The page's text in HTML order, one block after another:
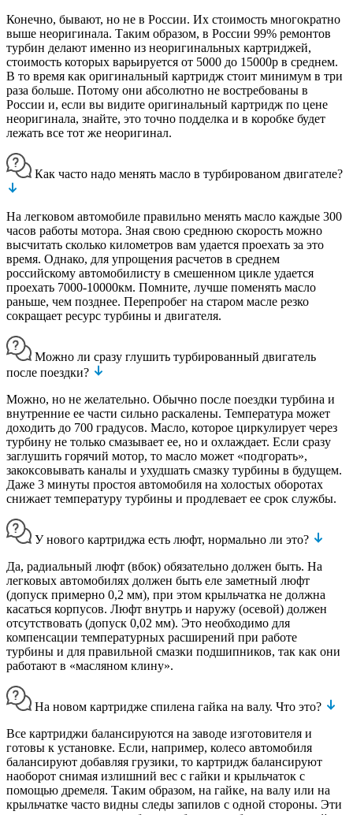
Конечно, бывают, но не в России. Их стоимость многократно
выше неоригинала. Таким образом, в России 99% ремонтов
турбин делают именно из неоригинальных картриджей,
стоимость которых варьируется от 5000 до 15000р в среднем.
В то время как оригинальный картридж стоит минимум в три
раза больше. Потому они абсолютно не востребованы в
России и, если вы видите оригинальный картридж по цене
неоригинала, знайте, это точно подделка и в коробке будет
лежать все тот же неоригинал.
Как часто надо менять масло в турбированом двигателе?
На легковом автомобиле правильно менять масло каждые 300
часов работы мотора. Зная свою среднюю скорость можно
высчитать сколько километров вам удается проехать за это
время. Однако, для упрощения расчетов в среднем
российскому автомобилисту в смешенном цикле удается
проехать 7000-10000км. Помните, лучше поменять масло
раньше, чем позднее. Перепробег на старом масле резко
сокращает ресурс турбины и двигателя.
Можно ли сразу глушить турбированный двигатель
после поездки?
Можно, но не желательно. Обычно после поездки турбина и
внутренние ее части сильно раскалены. Температура может
доходить до 700 градусов. Масло, которое циркулирует через
турбину не только смазывает ее, но и охлаждает. Если сразу
заглушить горячий мотор, то масло может «подгорать»,
закоксовывать каналы и ухудшать смазку турбины в будущем.
Даже 3 минуты простоя автомобиля на холостых оборотах
снижает температуру турбины и продлевает ее срок службы.
У нового картриджа есть люфт, нормально ли это?
Да, радиальный люфт (вбок) обязательно должен быть. На
легковых автомобилях должен быть еле заметный люфт
(допуск примерно 0,2 мм), при этом крыльчатка не должна
касаться корпусов. Люфт внутрь и наружу (осевой) должен
отсутствовать (допуск 0,02 мм). Это необходимо для
компенсации температурных расширений при работе
турбины и для правильной смазки подшипников, так как они
работают в «масляном клину».
На новом картридже спилена гайка на валу. Что это?
Все картриджи балансируются на заводе изготовителя и
готовы к установке. Если, например, колесо автомобиля
балансируют добавляя грузики, то картридж балансируют
наоборот снимая излишний вес с гайки и крыльчаток с
помощью дремеля. Таким образом, на гайке, на валу или на
крыльчатке часто видны следы запилов с одной стороны. Эти